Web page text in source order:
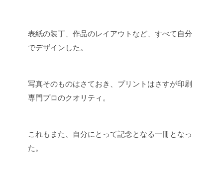
表紙の装丁、作品のレイアウトなど、すべて自分
でデザインした。
写真そのものはさておき、プリントはさすが印刷
専門プロのクオリティ。
これもまた、自分にとって記念となる一冊となっ
た。